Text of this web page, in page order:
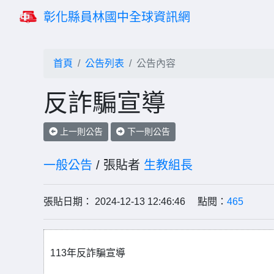
彰化縣員林國中全球資訊網
首頁 公告列表 公告內容
反詐騙宣導
上一則公告 下一則公告
一般公告 / 張貼者 生教組長
張貼日期： 2024-12-13 12:46:46 點閱： 465
113年反詐騙宣導